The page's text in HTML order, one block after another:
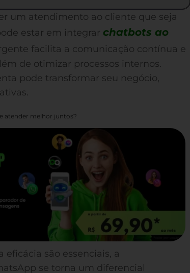
um atendimento ao cliente que seja
estar em integrar chatbots ao
facilita a comunicação contínua e
de otimizar processos internos.
pode transformar seu negócio,
atender melhor juntos?
são essenciais, a
se torna um diferencial